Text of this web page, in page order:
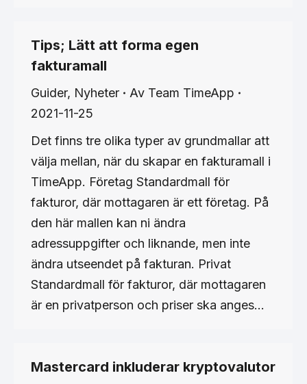
Tips; Lätt att forma egen
fakturamall
Guider, Nyheter Av Team TimeApp
2021-11-25
Det finns tre olika typer av grundmallar att
välja mellan, när du skapar en fakturamall i
TimeApp. Företag Standardmall för
fakturor, där mottagaren är ett företag. På
den här mallen kan ni ändra
adressuppgifter och liknande, men inte
ändra utseendet på fakturan. Privat
Standardmall för fakturor, där mottagaren
är en privatperson och priser ska anges…
Mastercard inkluderar kryptovalutor